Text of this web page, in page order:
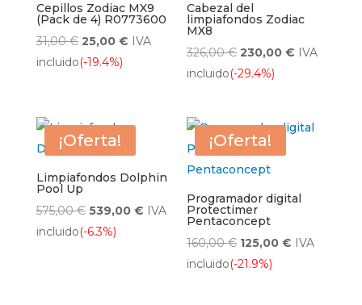
Cepillos Zodiac MX9
(Pack de 4) R0773600
31,00€ El
precio
31,00 €.
25,00 €El
25,00 €.
IVA
incluido(-19.4%)
Cabezal del
limpiafondos Zodiac
MX8
326,00€ El
precio
326,00 €.
230,00€ El
230,00 €.
IVA
incluido(-29.4%)
¡Oferta!
Limpiafondos Dolphin
Pool Up
575,00€ El
precio
539,00 €ElIVA
incluido(-6.3%)
¡Oferta!
Programador digital
Protectimer
Pentaconcept
160,00€ El
precio
125,00€ El
IVA
incluido(-21.9%)